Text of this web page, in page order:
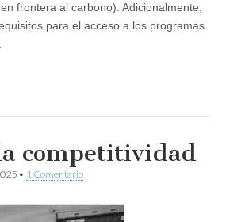
frontera al carbono). Adicionalmente,
para el acceso a los programas
competitividad
• 1 Comentario